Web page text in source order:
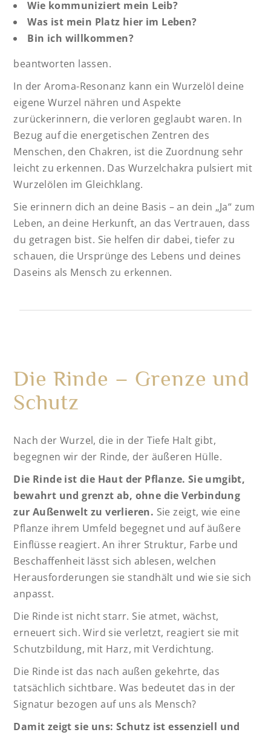
Wie kommuniziert mein Leib?
Was ist mein Platz hier im Leben?
Bin ich willkommen?
beantworten lassen.
In der Aroma-Resonanz kann ein Wurzelöl deine
eigene Wurzel nähren und Aspekte
zurückerinnern, die verloren geglaubt waren. In
Bezug auf die energetischen Zentren des
Menschen, den Chakren, ist die Zuordnung sehr
leicht zu erkennen. Das Wurzelchakra pulsiert mit
Wurzelölen im Gleichklang.
Sie erinnern dich an deine Basis – an dein „Ja“ zum
Leben, an deine Herkunft, an das Vertrauen, dass
du getragen bist. Sie helfen dir dabei, tiefer zu
schauen, die Ursprünge des Lebens und deines
Daseins als Mensch zu erkennen.
Die Rinde – Grenze und
Schutz
Nach der Wurzel, die in der Tiefe Halt gibt,
begegnen wir der Rinde, der äußeren Hülle.
Die Rinde ist die Haut der Pflanze. Sie umgibt,
bewahrt und grenzt ab, ohne die Verbindung
zur Außenwelt zu verlieren. Sie zeigt, wie eine
Pflanze ihrem Umfeld begegnet und auf äußere
Einflüsse reagiert. An ihrer Struktur, Farbe und
Beschaffenheit lässt sich ablesen, welchen
Herausforderungen sie standhält und wie sie sich
anpasst.
Die Rinde ist nicht starr. Sie atmet, wächst,
erneuert sich. Wird sie verletzt, reagiert sie mit
Schutzbildung, mit Harz, mit Verdichtung.
Die Rinde ist das nach außen gekehrte, das
tatsächlich sichtbare. Was bedeutet das in der
Signatur bezogen auf uns als Mensch?
Damit zeigt sie uns: Schutz ist essenziell und